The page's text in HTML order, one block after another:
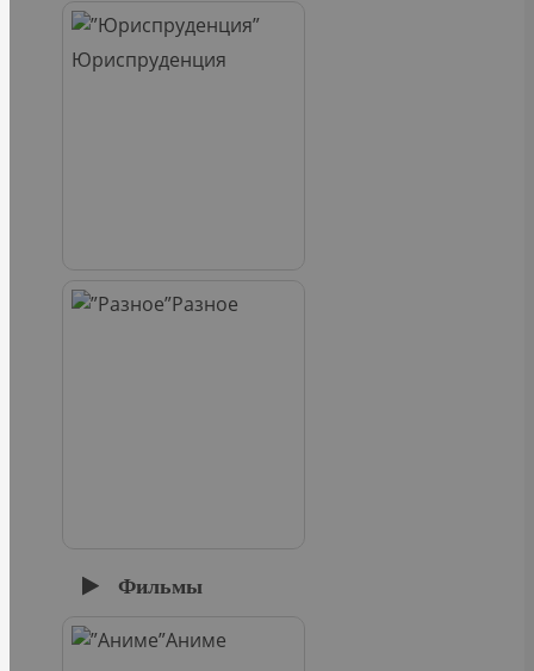
Юриспруденция
Разное
Фильмы
Аниме